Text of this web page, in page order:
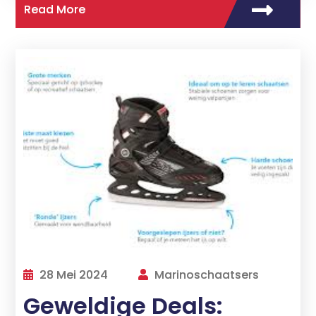
Read More
28 Mei 2024 Marinoschaatsers
Geweldige Deals: